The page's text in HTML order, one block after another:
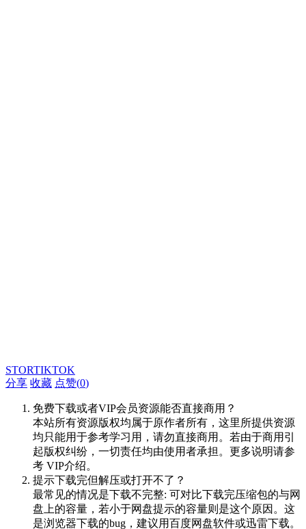
STORTIKTOK
分享 收藏 点赞(0)
免费下载或者VIP会员资源能否直接商用？
本站所有资源版权均属于原作者所有，这里所提供资源
均只能用于参考学习用，请勿直接商用。若由于商用引
起版权纠纷，一切责任均由使用者承担。更多说明请参
考 VIP介绍。
提示下载完但解压或打开不了？
最常见的情况是下载不完整: 可对比下载完压缩包的与网
盘上的容量，若小于网盘提示的容量则是这个原因。这
是浏览器下载的bug，建议用百度网盘软件或迅雷下载。